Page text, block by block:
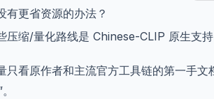
有更省资源的办法？
压缩/量化路线是 Chinese-CLIP 原生支
只看原作者和主流官方工具链的第一手